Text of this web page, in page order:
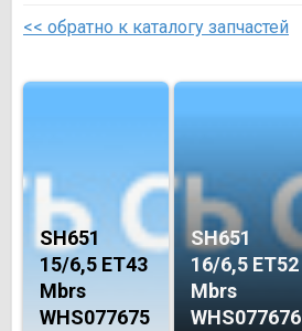
<< обратно к каталогу запчастей
SH651
15/6,5 ET43
Mbrs
WHS077675
SH651
16/6,5 ET52
Mbrs
WHS077676